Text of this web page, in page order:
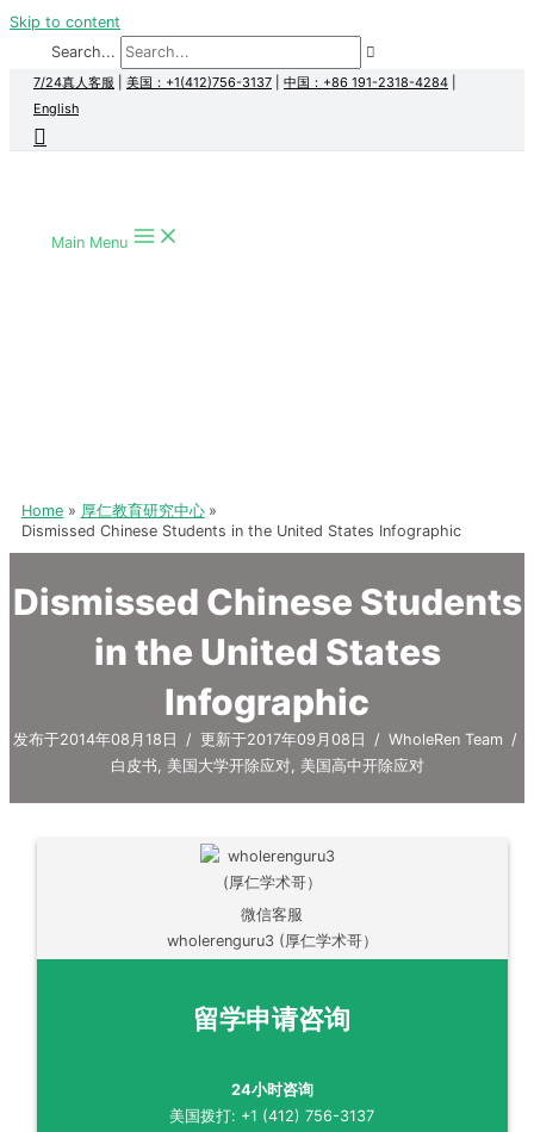
Skip to content
Search...
7/24真人客服 美国：+1(412)756-3137 中国：+86 191-2318-4284
English
Main Menu
Home
厚仁教育研究中心
Dismissed Chinese Students in the United States Infographic
Dismissed Chinese Students
in the United States
Infographic
发布于2014年08月18日 / 更新于2017年09月08日 / WholeRen Team /
白皮书, 美国大学开除应对, 美国高中开除应对
微信客服
wholerenguru3 (厚仁学术哥）
留学申请咨询
24小时咨询
美国拨打: +1 (412) 756-3137